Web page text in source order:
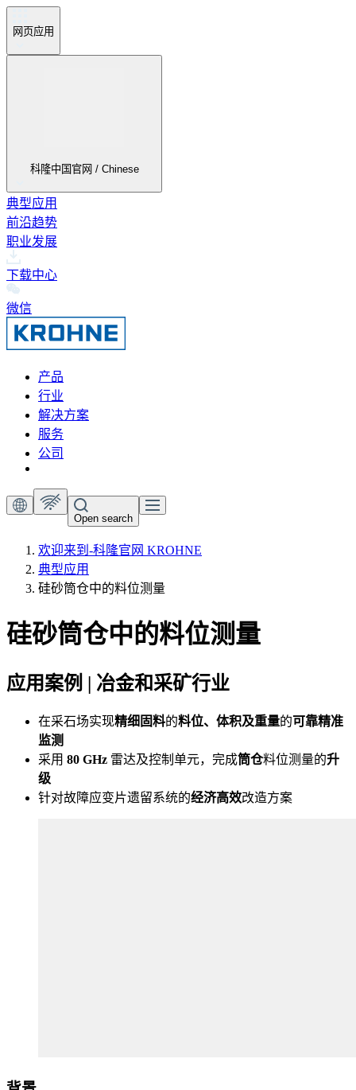
网页应用
科隆中国官网 / Chinese
典型应用
前沿趋势
职业发展
下载中心
微信
产品
行业
解决方案
服务
公司
Open search
欢迎来到-科隆官网 KROHNE
典型应用
硅砂筒仓中的料位测量
硅砂筒仓中的料位测量
应用案例 | 冶金和采矿行业
在采石场实现精细固料的料位、体积及重量的可靠精准
监测
采用 80 GHz 雷达及控制单元，完成筒仓料位测量的升
级
针对故障应变片遗留系统的经济高效改造方案